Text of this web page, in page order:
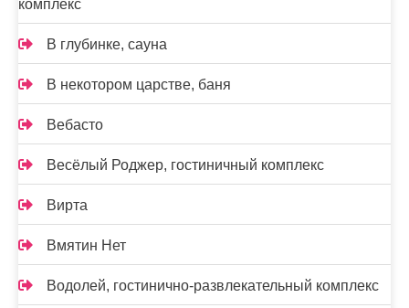
комплекс
В глубинке, сауна
В некотором царстве, баня
Вебасто
Весёлый Роджер, гостиничный комплекс
Вирта
Вмятин Нет
Водолей, гостинично-развлекательный комплекс